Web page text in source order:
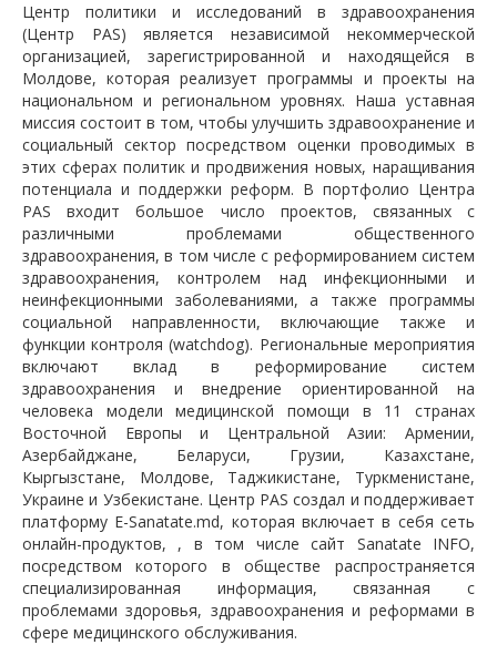
Центр политики и исследований в здравоохранения
(Центр PAS) является независимой некоммерческой
организацией, зарегистрированной и находящейся в
Молдове, которая реализует программы и проекты на
национальном и региональном уровнях. Наша уставная
миссия состоит в том, чтобы улучшить здравоохранение и
социальный сектор посредством оценки проводимых в
этих сферах политик и продвижения новых, наращивания
потенциала и поддержки реформ. В портфолио Центра
PAS входит большое число проектов, связанных с
различными проблемами общественного
здравоохранения, в том числе с реформированием систем
здравоохранения, контролем над инфекционными и
неинфекционными заболеваниями, а также программы
социальной направленности, включающие также и
функции контроля (watchdog). Региональные мероприятия
включают вклад в реформирование систем
здравоохранения и внедрение ориентированной на
человека модели медицинской помощи в 11 странах
Восточной Европы и Центральной Азии: Армении,
Азербайджане, Беларуси, Грузии, Казахстане,
Кыргызстане, Молдове, Таджикистане, Туркменистане,
Украине и Узбекистане. Центр PAS создал и поддерживает
платформу E-Sanatate.md, которая включает в себя сеть
онлайн-продуктов, , в том числе сайт Sanatate INFO,
посредством которого в обществе распространяется
специализированная информация, связанная с
проблемами здоровья, здравоохранения и реформами в
сфере медицинского обслуживания.